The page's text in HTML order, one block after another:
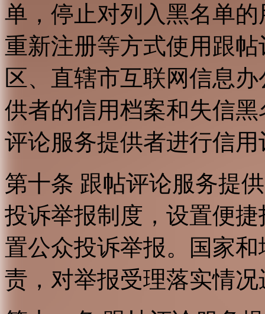
单，停止对列入黑名单
重新注册等方式使用跟
区、直辖市互联网信息
供者的信用档案和失信
评论服务提供者进行信用
第十条 跟帖评论服务提
投诉举报制度，设置便
置公众投诉举报。国家
责，对举报受理落实情